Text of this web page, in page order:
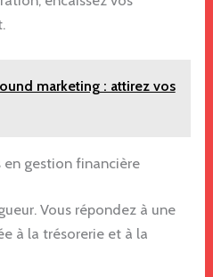
marketing : attirez vos
en gestion financière
Vous répondez à une
à la trésorerie et à la